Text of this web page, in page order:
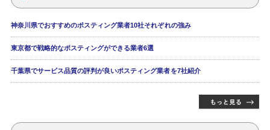
神奈川県でおすすめのポスティング業者10社それぞれの強み
東京都で戦略的なポスティングができる業者6選
千葉県でサービス品質の評判が良いポスティング業者を7社紹介